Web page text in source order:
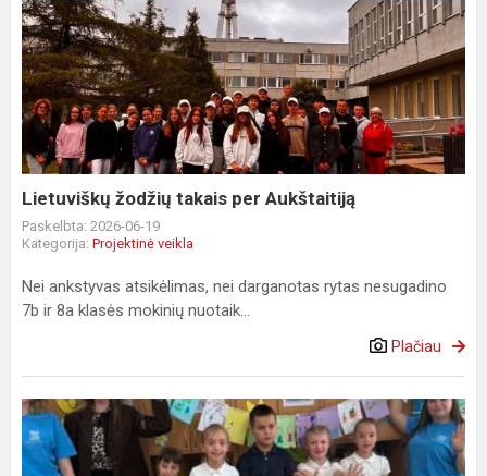
Lietuviškų
žodžių
takais
per
Aukštaitiją
Lietuviškų žodžių takais per Aukštaitiją
Paskelbta: 2026-06-19
Kategorija: Projektinė veikla
Nei ankstyvas atsikėlimas, nei darganotas rytas nesugadino
7b ir 8a klasės mokinių nuotaik...
Plačiau
AMUL
–
Aktywny